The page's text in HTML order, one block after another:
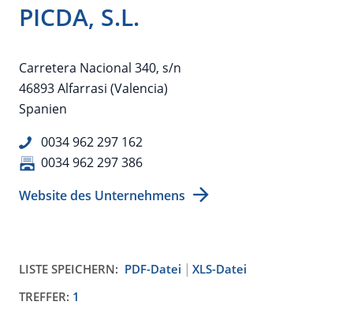
PICDA, S.L.
Carretera Nacional 340, s/n
46893 Alfarrasi (Valencia)
Spanien
0034 962 297 162
0034 962 297 386
Website des Unternehmens
LISTE SPEICHERN: PDF-Datei
XLS-Datei
TREFFER: 1